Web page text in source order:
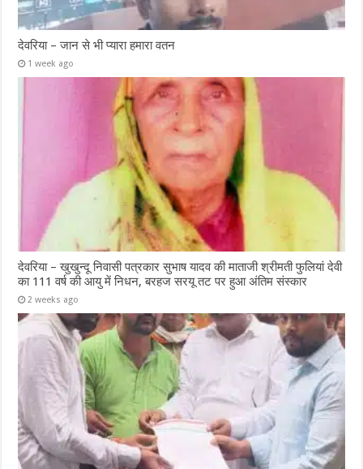
देवरिया – जान से भी प्यारा हमारा वतन
1 week ago
देवरिया – खुखुन्दू निवासी पत्रकार सुभाष यादव की माताजी श्रीमती फुलियां देवी
का 111 वर्ष की आयु में निधन, बरहज सरयू तट पर हुआ अंतिम संस्कार
2 weeks ago